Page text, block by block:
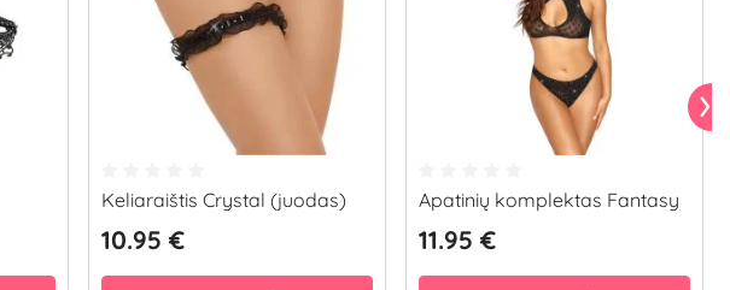
Keliaraištis Crystal (juodas)
10.95 €
Apatinių komplektas Fantasy
11.95 €